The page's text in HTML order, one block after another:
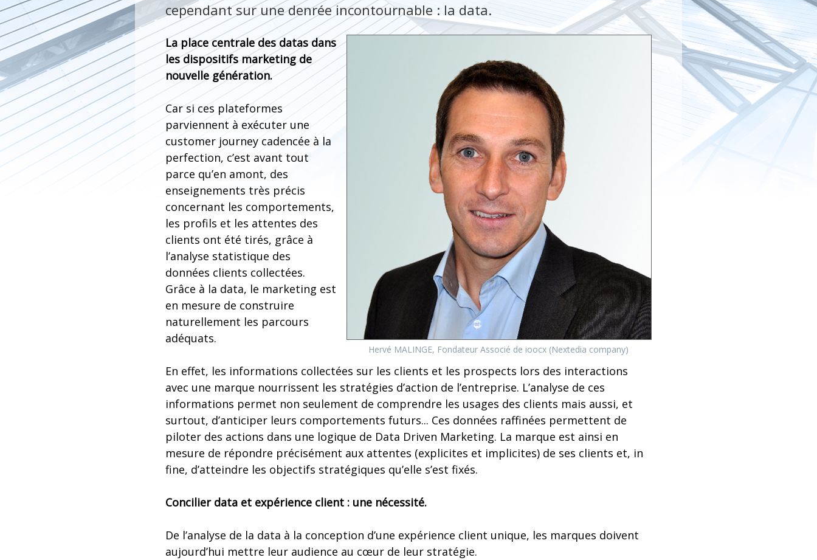
cependant sur une denrée incontournable : la data.
Hervé MALINGE, Fondateur Associé de ioocx (Nextedia company)
La place centrale des datas dans
les dispositifs marketing de
nouvelle génération.
Car si ces plateformes
parviennent à exécuter une
customer journey cadencée à la
perfection, c’est avant tout
parce qu’en amont, des
enseignements très précis
concernant les comportements,
les profils et les attentes des
clients ont été tirés, grâce à
l’analyse statistique des
données clients collectées.
Grâce à la data, le marketing est
en mesure de construire
naturellement les parcours
adéquats.
En effet, les informations collectées sur les clients et les prospects lors des interactions
avec une marque nourrissent les stratégies d’action de l’entreprise. L’analyse de ces
informations permet non seulement de comprendre les usages des clients mais aussi, et
surtout, d’anticiper leurs comportements futurs... Ces données raffinées permettent de
piloter des actions dans une logique de Data Driven Marketing. La marque est ainsi en
mesure de répondre précisément aux attentes (explicites et implicites) de ses clients et, in
fine, d’atteindre les objectifs stratégiques qu’elle s’est fixés.
Concilier data et expérience client : une nécessité.
De l’analyse de la data à la conception d’une expérience client unique, les marques doivent
aujourd’hui mettre leur audience au cœur de leur stratégie.